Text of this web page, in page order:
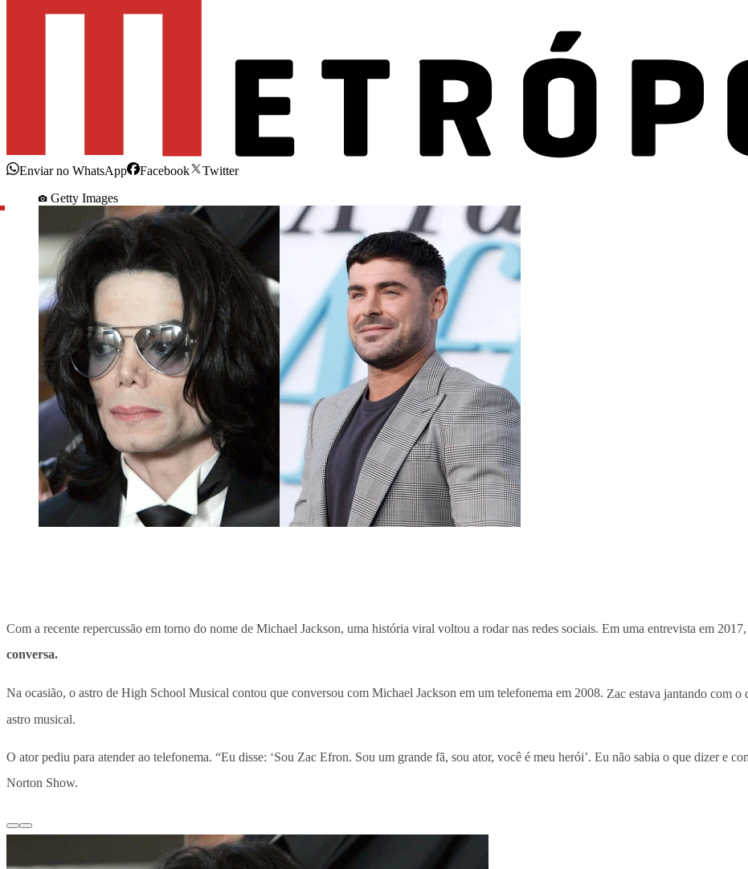
Enviar no WhatsApp Facebook
Twitter
Getty Images
Com a recente repercussão em torno do nome de Michael Jackson, uma história viral voltou a rodar nas redes sociais. Em uma entrevista em 2017,
conversa.
Na ocasião, o astro de High School Musical contou que conversou com Michael Jackson em um telefonema em 2008. Zac estava jantando com
astro musical.
O ator pediu para atender ao telefonema. “Eu disse: ‘Sou Zac Efron. Sou um grande fã, sou ator, você é meu herói’. Eu não sabia o que dizer e
Norton Show.